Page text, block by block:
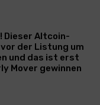
Dieser Altcoin-
der Listung um
und das ist erst
Mover gewinnen